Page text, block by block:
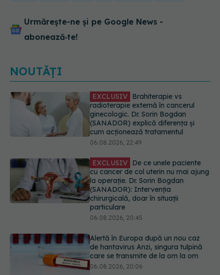
Urmărește-ne și pe Google News -
abonează‑te!
NOUTĂȚI
EXCLUSIV De ce unele paciente
cu cancer de col uterin nu mai ajung
la operație. Dr. Sorin Bogdan
(SANADOR): Intervenția
chirurgicală, doar în situații
06.08.2026, 20:45
Alertă în Europa după un nou caz
de hantavirus Anzi, singura tulpină
care se transmite de la om la om
06.08.2026, 20:06
Mii de angajați din Sănătate ar
putea primi salarii mai mari.
Sindicatele cer schimbarea legii
06.08.2026, 19:26